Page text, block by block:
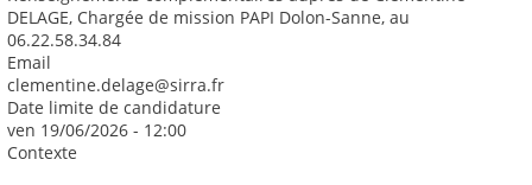
DELAGE, Chargée de mission PAPI Dolon-Sanne, au
06.22.58.34.84
Email
clementine.delage@sirra.fr
Date limite de candidature
ven 19/06/2026 - 12:00
Contexte